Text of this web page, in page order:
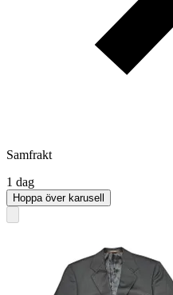
Samfrakt
1 dag
Hoppa över karusell